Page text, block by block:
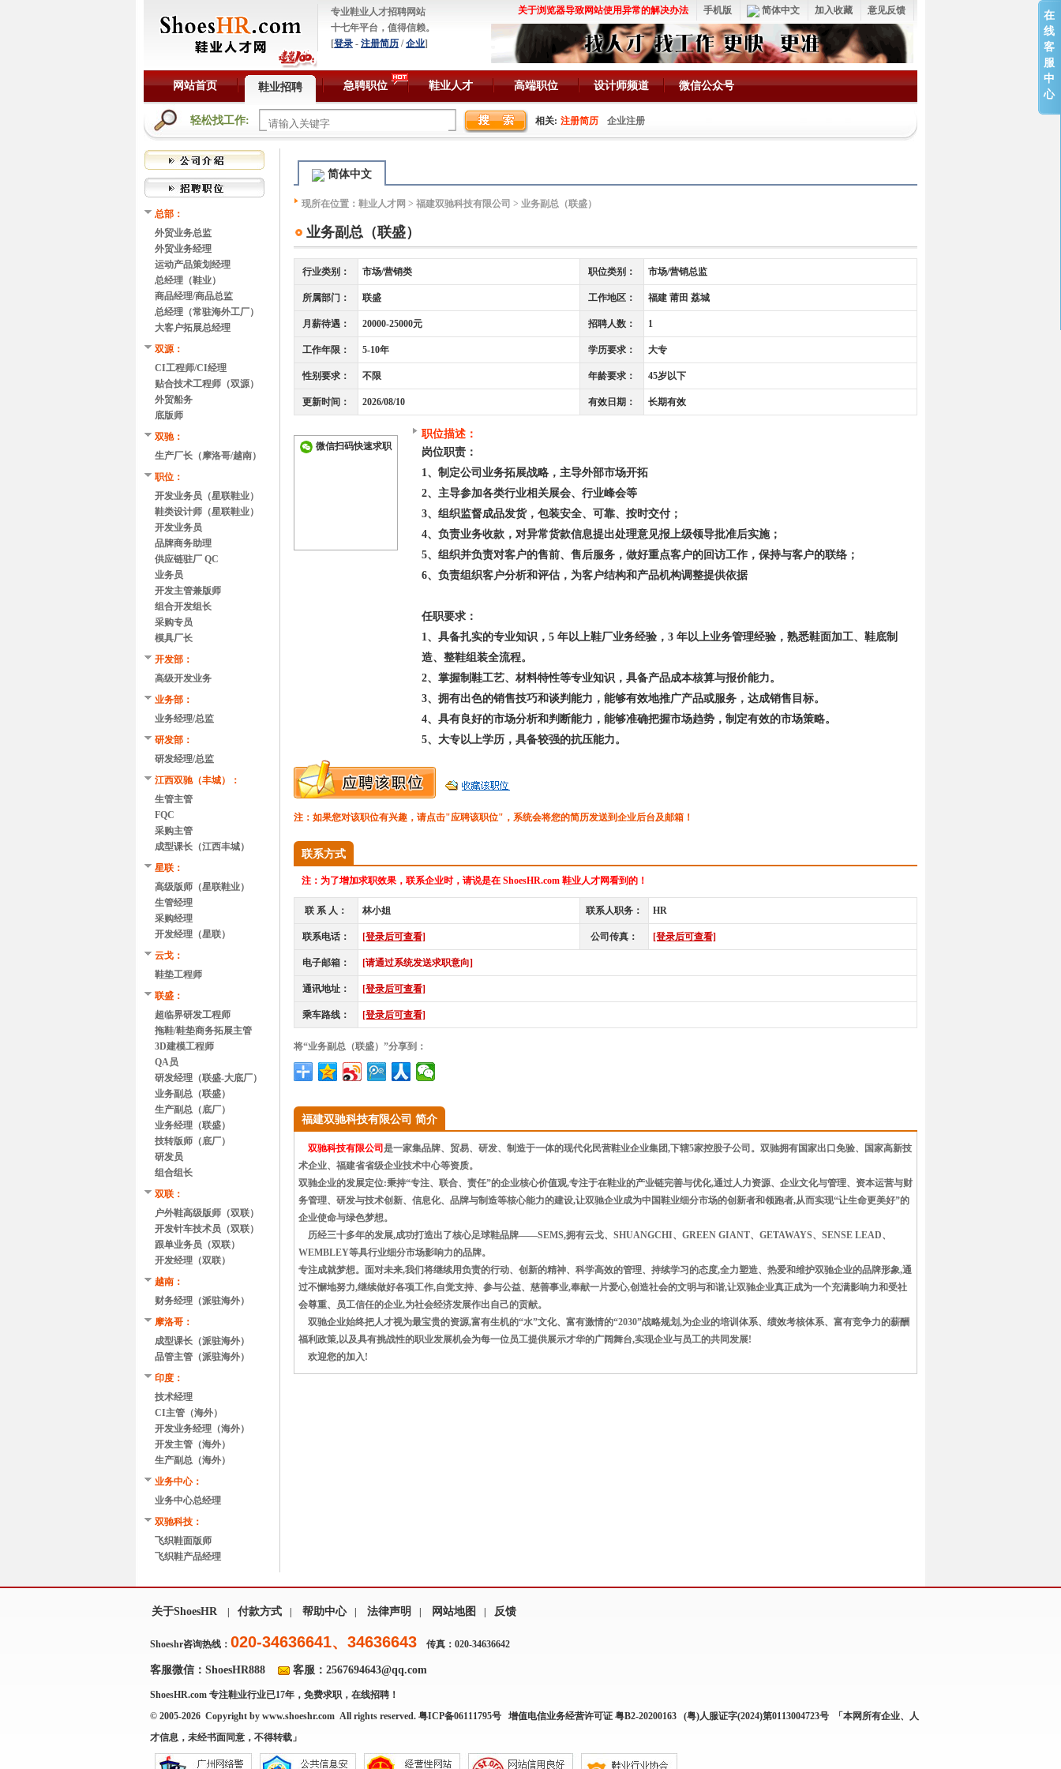
专业鞋业人才招聘网站
十七年平台，值得信赖。
[登录 - 注册简历 /企业]
意见反馈
加入收藏
简体中文
手机版
关于浏览器导致网站使用异常的解决办法
网站首页 鞋业招聘 急聘职位 鞋业人才 高端职位 设计师频道 微信公众号
轻松找工作: 相关: 注册简历 企业注册
简体中文
现所在位置： 鞋业人才网 > 福建双驰科技有限公司 > 业务副总（联盛）
业务副总（联盛）
行业类别： 市场/营销类 职位类别： 市场/营销总监
所属部门： 联盛 工作地区： 福建 莆田 荔城
月薪待遇： 20000-25000元 招聘人数： 1
工作年限： 5-10年 学历要求： 大专
性别要求： 不限 年龄要求： 45岁以下
更新时间： 2026/08/10 有效日期： 长期有效
微信扫码快速求职
职位描述：
岗位职责：
1、制定公司业务拓展战略，主导外部市场开拓
2、主导参加各类行业相关展会、行业峰会等
3、组织监督成品发货，包装安全、可靠、按时交付；
4、负责业务收款，对异常货款信息提出处理意见报上级领导批准后实施；
5、组织并负责对客户的售前、售后服务，做好重点客户的回访工作，保持与客户的联络；
6、负责组织客户分析和评估，为客户结构和产品机构调整提供依据
任职要求：
1、具备扎实的专业知识，5 年以上鞋厂业务经验，3 年以上业务管理经验，熟悉鞋面加工、鞋底制
造、整鞋组装全流程。
2、掌握制鞋工艺、材料特性等专业知识，具备产品成本核算与报价能力。
3、拥有出色的销售技巧和谈判能力，能够有效地推广产品或服务，达成销售目标。
4、具有良好的市场分析和判断能力，能够准确把握市场趋势，制定有效的市场策略。
5、大专以上学历，具备较强的抗压能力。
注：如果您对该职位有兴趣，请点击"应聘该职位"，系统会将您的简历发送到企业后台及邮箱！
联系方式
注： 为了增加求职效果，联系企业时，请说是在 ShoesHR.com 鞋业人才网看到的！
联 系 人： 林小姐 联系人职务： HR
联系电话： [登录后可查看] 公司传真： [登录后可查看]
电子邮箱： [请通过系统发送求职意向]
通讯地址： [登录后可查看]
乘车路线： [登录后可查看]
将“业务副总（联盛）”分享到：
福建双驰科技有限公司 简介
双驰科技有限公司 是一家集品牌、贸易、研发、制造于一体的现代化民营鞋业企业集团,下辖5家控股子公司。双驰拥有国家出口免验、国家高新技
术企业、福建省省级企业技术中心等资质。
双驰企业的发展定位:秉持“专注、联合、责任”的企业核心价值观,专注于在鞋业的产业链完善与优化,通过人力资源、企业文化与管理、资本运营与财
务管理、研发与技术创新、信息化、品牌与制造等核心能力的建设,让双驰企业成为中国鞋业细分市场的创新者和领跑者,从而实现“让生命更美好”的
企业使命与绿色梦想。
历经三十多年的发展,成功打造出了核心足球鞋品牌——SEMS,拥有云戈、SHUANGCHI、GREEN GIANT、GETAWAYS、SENSE LEAD、
WEMBLEY等具行业细分市场影响力的品牌。
专注成就梦想。面对未来,我们将继续用负责的行动、创新的精神、科学高效的管理、持续学习的态度,全力塑造、热爱和维护双驰企业的品牌形象,通
过不懈地努力,继续做好各项工作,自觉支持、参与公益、慈善事业,奉献一片爱心,创造社会的文明与和谐,让双驰企业真正成为一个充满影响力和受社
会尊重、员工信任的企业,为社会经济发展作出自己的贡献。
双驰企业始终把人才视为最宝贵的资源,富有生机的“水”文化、富有激情的“2030”战略规划,为企业的培训体系、绩效考核体系、富有竞争力的薪酬
福利政策,以及具有挑战性的职业发展机会为每一位员工提供展示才华的广阔舞台,实现企业与员工的共同发展!
欢迎您的加入!
总部：
外贸业务总监
外贸业务经理
运动产品策划经理
总经理（鞋业）
商品经理/商品总监
总经理（常驻海外工厂）
大客户拓展总经理
双源：
CI工程师/CI经理
贴合技术工程师（双源）
外贸船务
底版师
双驰：
生产厂长（摩洛哥/越南）
职位：
开发业务员（星联鞋业）
鞋类设计师（星联鞋业）
开发业务员
品牌商务助理
供应链驻厂 QC
业务员
开发主管兼版师
组合开发组长
采购专员
模具厂长
开发部：
高级开发业务
业务部：
业务经理/总监
研发部：
研发经理/总监
江西双驰（丰城）：
生管主管
FQC
采购主管
成型课长（江西丰城）
星联：
高级版师（星联鞋业）
生管经理
采购经理
开发经理（星联）
云戈：
鞋垫工程师
联盛：
超临界研发工程师
拖鞋/鞋垫商务拓展主管
3D建模工程师
QA员
研发经理（联盛-大底厂）
业务副总（联盛）
生产副总（底厂）
业务经理（联盛）
技转版师（底厂）
研发员
组合组长
双联：
户外鞋高级版师（双联）
开发针车技术员（双联）
跟单业务员（双联）
开发经理（双联）
越南：
财务经理（派驻海外）
摩洛哥：
成型课长（派驻海外）
品管主管（派驻海外）
印度：
技术经理
CI主管（海外）
开发业务经理（海外）
开发主管（海外）
生产副总（海外）
业务中心：
业务中心总经理
双驰科技：
飞织鞋面版师
飞织鞋产品经理
在
线
客
服
中
心
关于ShoesHR 付款方式 帮助中心 法律声明 网站地图 反馈
Shoeshr咨询热线： 020-34636641、34636643 传真：020-34636642
客服微信：ShoesHR888 客服：2567694643@qq.com
ShoesHR.com 专注鞋业行业已17年，免费求职，在线招聘！
© 2005-2026 Copyright by www.shoeshr.com All rights reserved. 粤ICP备06111795号 增值电信业务经营许可证 粤B2-20200163 (粤)人服证字(2024)第0113004723号
「本网所有企业、人
才信息，未经书面同意，不得转载」